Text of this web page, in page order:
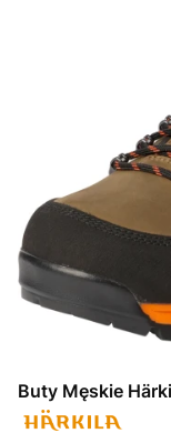
Buty Męskie